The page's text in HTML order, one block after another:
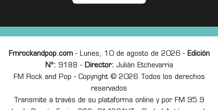
Fmrockandpop.com- Lunes, 10 de agosto de 2026 - Edición
Nº: 9188 - Director: Julián Etchevarria
FM Rock and Pop - Copyright © 2026 Todos los derechos
reservados
Transmite a través de su plataforma online y por FM 95.9